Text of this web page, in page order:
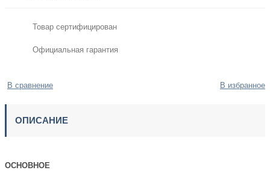
В сравнение В избранное
Товар сертифицирован
Официальная гарантия
ОПИСАНИЕ
ОСНОВНОЕ